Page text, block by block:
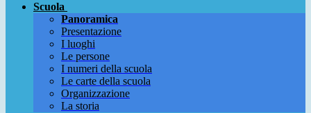
Scuola
Panoramica
Presentazione
I luoghi
Le persone
I numeri della scuola
Le carte della scuola
Organizzazione
La storia